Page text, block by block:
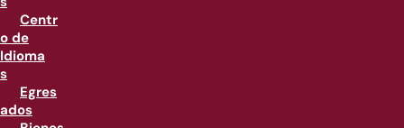
Centr
o de
Idioma
s
Egres
ados